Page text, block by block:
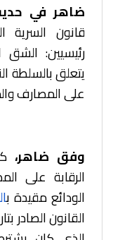
ضاهر في
قانون السرية
رئيسيين: الشق
يتعلق بالسلطة
على المصارف
وفق ضاهر،
الرقابة على
الودائع مقيدة ب